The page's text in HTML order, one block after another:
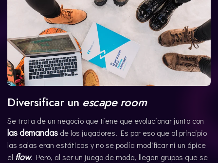
Diversificar un escape room
Se trata de un negocio que tiene que evolucionar junto con
las demandas de los jugadores. Es por eso que al principio
las salas eran estáticas y no se podía modificar ni un ápice
el flow. Pero, al ser un juego de moda, llegan grupos que se